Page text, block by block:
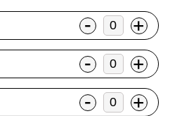
- +
- +
- +